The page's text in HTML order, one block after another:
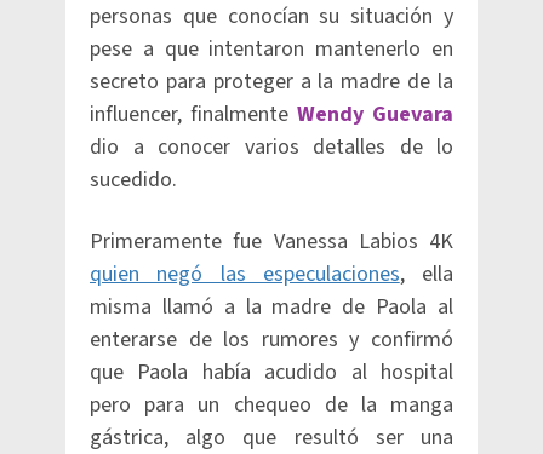
personas que conocían su situación y
pese a que intentaron mantenerlo en
secreto para proteger a la madre de la
influencer, finalmente Wendy Guevara
dio a conocer varios detalles de lo
sucedido.
Primeramente fue Vanessa Labios 4K
quien negó las especulaciones, ella
misma llamó a la madre de Paola al
enterarse de los rumores y confirmó
que Paola había acudido al hospital
pero para un chequeo de la manga
gástrica, algo que resultó ser una